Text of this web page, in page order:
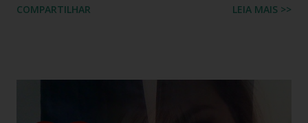
participantes trocam exclusivamente sandálias havaianas
COMPARTILHAR LEIA MAIS >>